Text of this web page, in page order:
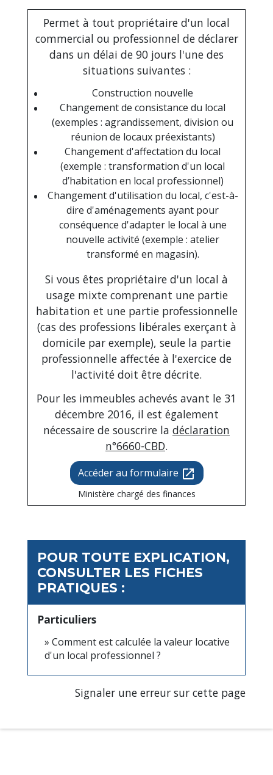
Permet à tout propriétaire d'un local
commercial ou professionnel de déclarer
dans un délai de 90 jours l'une des
situations suivantes :
Construction nouvelle
Changement de consistance du local
(exemples : agrandissement, division ou
réunion de locaux préexistants)
Changement d'affectation du local
(exemple : transformation d'un local
d’habitation en local professionnel)
Changement d'utilisation du local, c'est-à-
dire d'aménagements ayant pour
conséquence d'adapter le local à une
nouvelle activité (exemple : atelier
transformé en magasin).
Si vous êtes propriétaire d'un local à
usage mixte comprenant une partie
habitation et une partie professionnelle
(cas des professions libérales exerçant à
domicile par exemple), seule la partie
professionnelle affectée à l'exercice de
l'activité doit être décrite.
Pour les immeubles achevés avant le 31
décembre 2016, il est également
nécessaire de souscrire la déclaration
n°6660-CBD.
Accéder au formulaire open_in_new
Ministère chargé des finances
POUR TOUTE EXPLICATION,
CONSULTER LES FICHES
PRATIQUES :
Particuliers
Comment est calculée la valeur locative
d'un local professionnel ?
Signaler une erreur sur cette page